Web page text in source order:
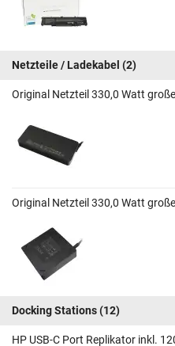
Netzteile / Ladekabel (2)
Original Netzteil 330,0 Watt
Original Netzteil 330,0 Watt
Docking Stations(12)
HP USB-C Port Replikator inkl.